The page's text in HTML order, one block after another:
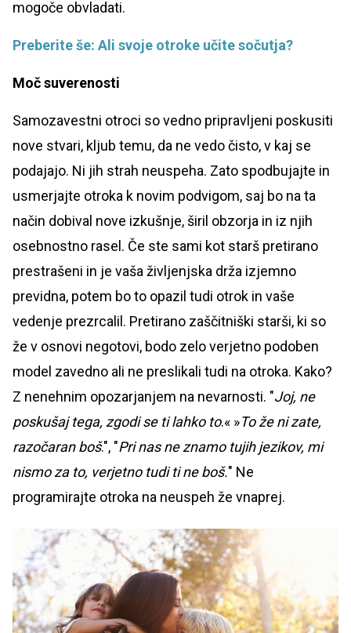
mogoče obvladati.
Preberite še: Ali svoje otroke učite sočutja?
Moč suverenosti
Samozavestni otroci so vedno pripravljeni poskusiti
nove stvari, kljub temu, da ne vedo čisto, v kaj se
podajajo. Ni jih strah neuspeha. Zato spodbujajte in
usmerjajte otroka k novim podvigom, saj bo na ta
način dobival nove izkušnje, širil obzorja in iz njih
osebnostno rasel. Če ste sami kot starš pretirano
prestrašeni in je vaša življenjska drža izjemno
previdna, potem bo to opazil tudi otrok in vaše
vedenje prezrcalil. Pretirano zaščitniški starši, ki so
že v osnovi negotovi, bodo zelo verjetno podoben
model zavedno ali ne preslikali tudi na otroka. Kako?
Z nenehnim opozarjanjem na nevarnosti. "Joj, ne
poskušaj tega, zgodi se ti lahko to.« »To že ni zate,
razočaran boš.", "Pri nas ne znamo tujih jezikov, mi
nismo za to, verjetno tudi ti ne boš." Ne
programirajte otroka na neuspeh že vnaprej.